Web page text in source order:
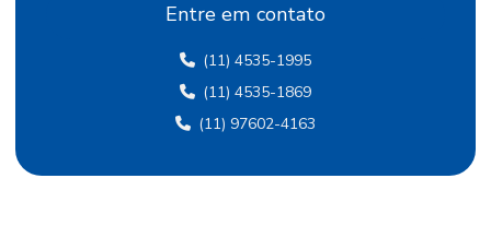
Fábrica de papel crepom em sp
Fábrica de papel de seda sp
Entre em contato
(11) 4535-1995
(11) 4535-1869
(11) 97602-4163